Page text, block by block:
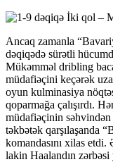
Ancaq zamanla
dəqiqədə sürətli
Mükəmməl dribling
müdafiəçini keçərək
oyun kulminasiya
qoparmağa çalışırdı.
müdafiəçinin səhvindən
təkbətək qarşılaşanda
komandasını xilas
lakin Haalandın zərbəsi